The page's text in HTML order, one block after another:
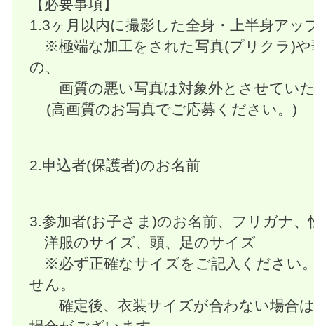
【必要事項】
1.3ヶ月以内に撮影した全身・上半身アッ
※極端な加工をされた写真(プリクラ)や
の、
画質の悪い写真は対象外とさせてい
(高画質のお写真でご応募ください。)
2.申込者(保護者)のお名前
3.参加者(お子さま)のお名前、フリガナ、
洋服のサイズ、頭、足のサイズ
※必ず正確なサイズをご記入ください
せん。
確定後、衣装サイズが合わない場合は